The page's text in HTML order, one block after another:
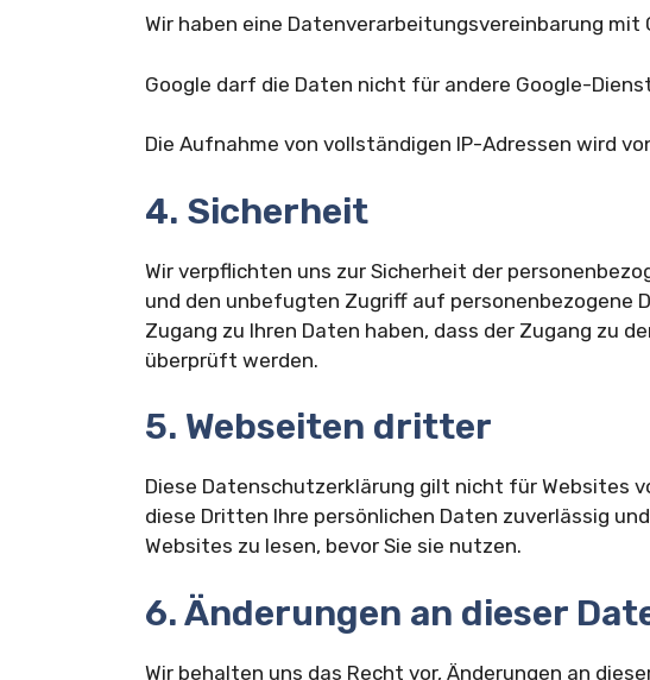
Wir haben eine Datenverarbeitungsvereinbarung mit
Google darf die Daten nicht für andere Google-
Die Aufnahme von vollständigen IP-Adressen wird
4. Sicherheit
Wir verpflichten uns zur Sicherheit der
und den unbefugten Zugriff auf personenbezogene
Zugang zu Ihren Daten haben, dass der Zugang zu
überprüft werden.
5. Webseiten dritter
Diese Datenschutzerklärung gilt nicht für Websites
diese Dritten Ihre persönlichen Daten zuverlässig
Websites zu lesen, bevor Sie sie nutzen.
6. Änderungen an dieser
Wir behalten uns das Recht vor, Änderungen an